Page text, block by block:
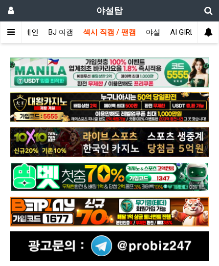
야설탑
메인 BJ 여캠 섹시 직캠 / 팬캠 야설 AI GIRL